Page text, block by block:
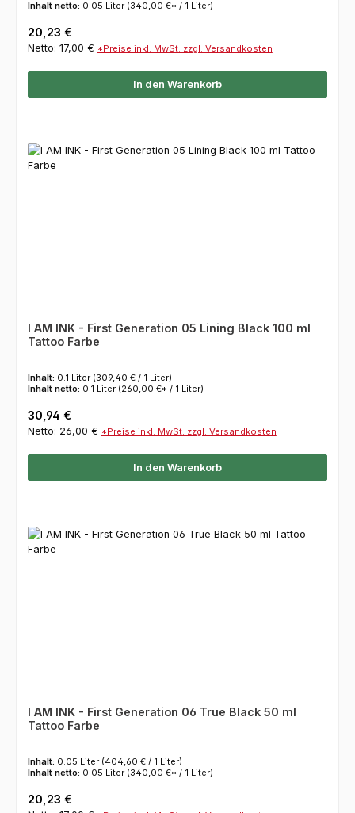
Inhalt netto: 0.05 Liter (340,00 €* / 1 Liter)
Regulärer Preis:
20,23 €
Netto: 17,00 € *Preise inkl. MwSt. zzgl. Versandkosten
In den Warenkorb
I AM INK - First Generation 05 Lining Black 100 ml
Tattoo Farbe
Inhalt: 0.1 Liter (309,40 € / 1 Liter)
Inhalt netto: 0.1 Liter (260,00 €* / 1 Liter)
Regulärer Preis:
30,94 €
Netto: 26,00 € *Preise inkl. MwSt. zzgl. Versandkosten
In den Warenkorb
I AM INK - First Generation 06 True Black 50 ml
Tattoo Farbe
Inhalt: 0.05 Liter (404,60 € / 1 Liter)
Inhalt netto: 0.05 Liter (340,00 €* / 1 Liter)
Regulärer Preis:
20,23 €